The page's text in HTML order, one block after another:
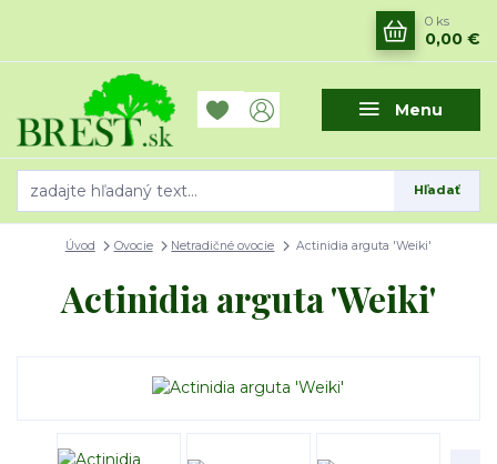
Menu
Hľadať
0 ks
0,00 €
Úvod Ovocie Netradičné ovocie Actinidia arguta 'Weiki'
Actinidia arguta 'Weiki'